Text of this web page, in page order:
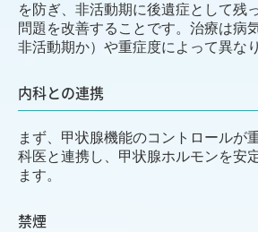
を防ぎ、非活動期に後遺症として残
問題を改善することです。治療は病
非活動期か）や重症度によって異な
内科との連携
まず、甲状腺機能のコントロールが
科医と連携し、甲状腺ホルモンを安
ます。
禁煙